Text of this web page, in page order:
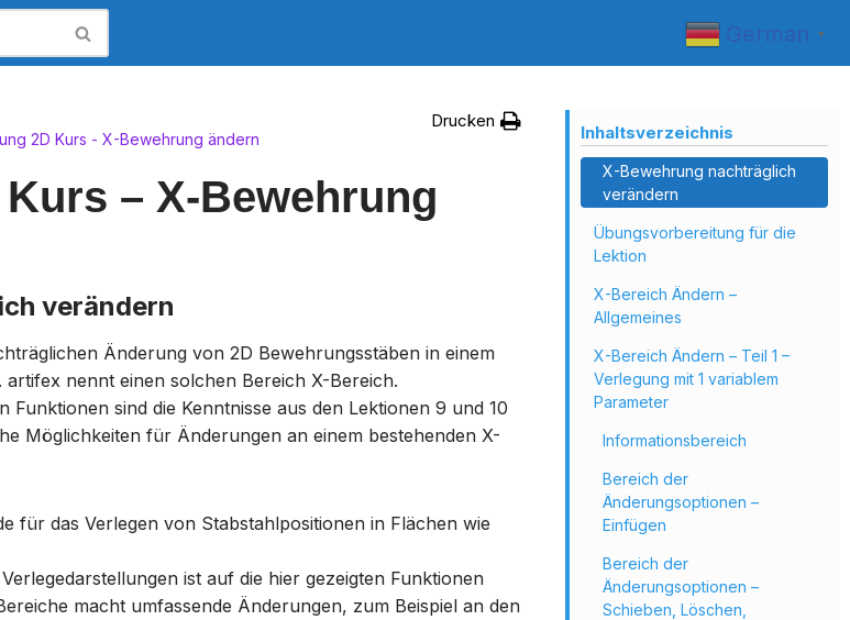
2D Kurs - X-Bewehrung ändern
Drucken
– X-Bewehrung
verändern
Änderung von 2D Bewehrungsstäben in einem
nennt einen solchen Bereich X-Bereich.
Funktionen sind die Kenntnisse aus den Lektionen 9 und 10
Möglichkeiten für Änderungen an einem bestehenden X-
für das Verlegen von Stabstahlpositionen in Flächen wie
ist auf die hier gezeigten Funktionen
macht umfassende Änderungen, zum Beispiel an den
Inhaltsverzeichnis
X-Bewehrung nachträglich
verändern
Übungsvorbereitung für die
Lektion
X-Bereich Ändern –
Allgemeines
X-Bereich Ändern – Teil 1 –
Verlegung mit 1 variablem
Parameter
Informationsbereich
Bereich der
Änderungsoptionen –
Einfügen
Bereich der
Änderungsoptionen –
Schieben, Löschen,
German ▼